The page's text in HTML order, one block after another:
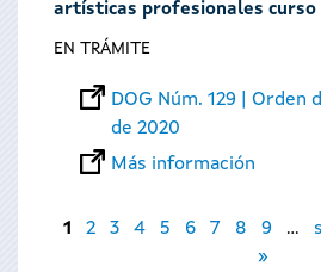
artísticas profesionales curso
EN TRÁMITE
DOG Núm. 129 | Orden
de 2020
Más información
Páginas
1 2 3 4 5 6 7 8 9 …
»